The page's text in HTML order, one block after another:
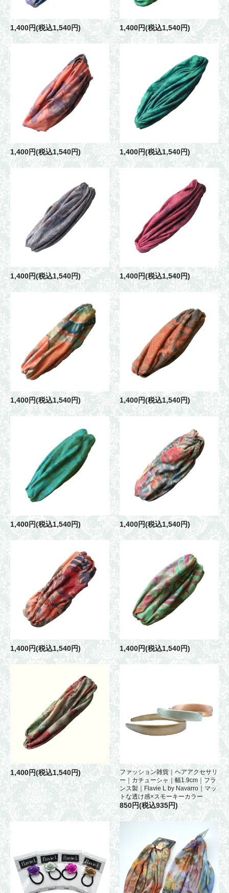
1,400円(税込1,540円) 1,400円(税込1,540円)
1,400円(税込1,540円) 1,400円(税込1,540円)
1,400円(税込1,540円) 1,400円(税込1,540円)
1,400円(税込1,540円) 1,400円(税込1,540円)
1,400円(税込1,540円) 1,400円(税込1,540円)
1,400円(税込1,540円) 1,400円(税込1,540円)
1,400円(税込1,540円)
ファッション雑貨｜ヘアアクセサリ
ー｜カチューシャ｜幅1.9cm｜フラ
ンス製｜Flavie L by Navarro｜マッ
トな透け感×スモーキーカラー
850円(税込935円)